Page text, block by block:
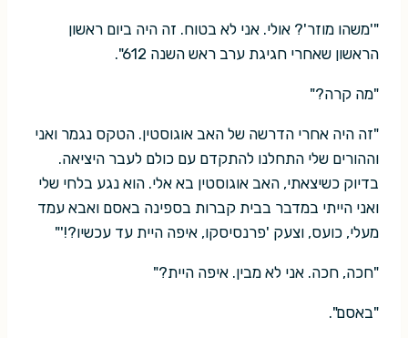
"'משהו מוזר'? אולי. אני לא בטוח. זה היה ביום ראשון
הראשון שאחרי חגיגת ערב ראש השנה 612".
"מה קרה?"
"זה היה אחרי הדרשה של האב אוגוסטין. הטקס נגמר ואני
וההורים שלי התחלנו להתקדם עם כולם לעבר היציאה.
בדיוק כשיצאתי, האב אוגוסטין בא אלי. הוא נגע בלחי שלי
ואני הייתי במדבר בבית קברות בספינה באסם ואבא עמד
מעלי, כועס, וצעק 'פרנסיסקו, איפה היית עד עכשיו?!'"
"חכה, חכה. אני לא מבין. איפה היית?"
"באסם".